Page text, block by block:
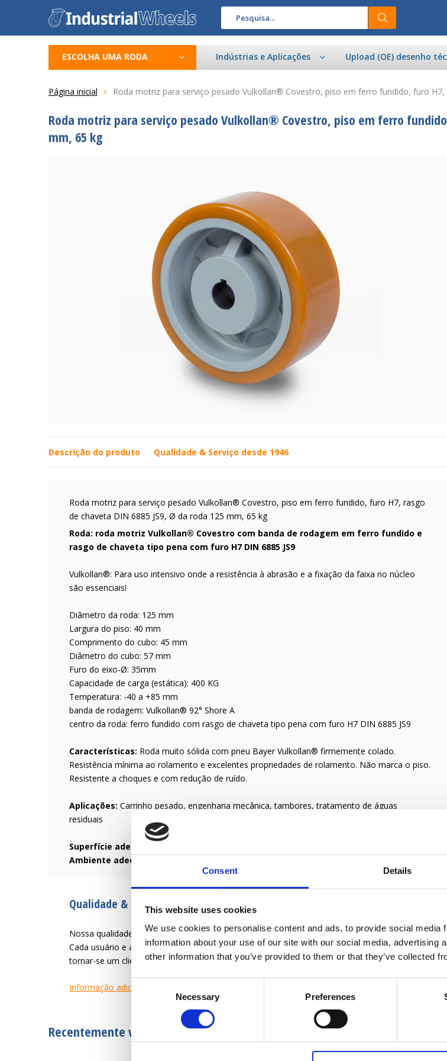
Consent Details
This website uses cookies
We use cookies to personalise content and ads, to provide social
information about your use of our site with our social media, advertising
other information that you’ve provided to them or that they’ve collected
Consent
Necessary Preferences
ESCOLHA UMA RODA Indústrias e Aplicações Upload (OE) desenho
Página inicial Roda motriz para serviço pesado Vulkollan® Covestro, piso em ferro fundido, furo
Roda motriz para serviço pesado Vulkollan® Covestro, piso em ferro
mm, 65 kg
Descrição do produto Qualidade & Serviço desde 1946
Roda motriz para serviço pesado Vulkollan® Covestro, piso em ferro fundido, furo H7, rasgo
de chaveta DIN 6885 JS9, Ø da roda 125 mm, 65 kg
Roda: roda motriz Vulkollan® Covestro com banda de rodagem em ferro fundido e
rasgo de chaveta tipo pena com furo H7 DIN 6885 JS9
Vulkollan®: Para uso intensivo onde a resistência à abrasão e a fixação da faixa no núcleo
são essenciais!
Diâmetro da roda: 125 mm
Largura do piso: 40 mm
Comprimento do cubo: 45 mm
Diâmetro do cubo: 57 mm
Furo do eixo-Ø: 35mm
Capacidade de carga (estática): 400 KG
Temperatura: -40 a +85 mm
banda de rodagem: Vulkollan® 92° Shore A
centro da roda: ferro fundido com rasgo de chaveta tipo pena com furo H7 DIN 6885 JS9
Características: Roda muito sólida com pneu Bayer Vulkollan® firmemente colado.
Resistência mínima ao rolamento e excelentes propriedades de rolamento. Não marca o piso.
Resistente a choques e com redução de ruído.
Aplicações: Carrinho pesado, engenharia mecânica, tambores, tratamento de águas
residuais
Superfície adequada:
Ambiente adequado:
Qualidade & Serviço desde 1946
Nossa qualidade é criar uma vida útil mais fácil para o usuário da roda.
Cada usuário e aplicação tem necessidades diferentes. Diga-nos como podemos ajudá-lo a
tornar-se um cliente satisfeito.
Informação adicional
Recentemente visto